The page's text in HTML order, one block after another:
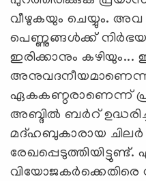
വീഴുകയും ചെയ്യും.
പെണ്ണുങ്ങള്‍ക്ക്
ഇരിക്കാനും കഴിയും...
ഏകകണ്ഠരാണെന്ന്
അബ്ദില്‍ ബര്‍റ്
മദ്ഹബുകാരായ ചിലര്‍